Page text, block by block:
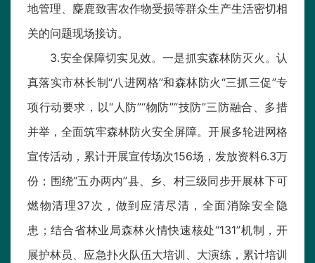
地管理、麋鹿致害农作物受损等群众生产生活密切相
关的问题现场接访。
3.安全保障切实见效。一是抓实森林防灭火。认
真落实市林长制“八进网格”和森林防火“三抓三促”专
项行动要求，以“人防”“物防”“技防”三防融合、多措
并举，全面筑牢森林防火安全屏障。开展多轮进网格
宣传活动，累计开展宣传场次156场，发放资料6.3万
份；围绕“五办两内”县、乡、村三级同步开展林下可
燃物清理37次，做到应清尽清，全面消除安全隐
患；结合省林业局森林火情快速核处“131”机制，开
展护林员、应急扑火队伍大培训、大演练，累计培训